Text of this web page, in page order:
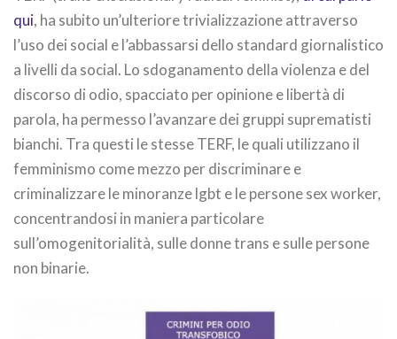
qui, ha subito un’ulteriore trivializzazione attraverso
l’uso dei social e l’abbassarsi dello standard giornalistico
a livelli da social. Lo sdoganamento della violenza e del
discorso di odio, spacciato per opinione e libertà di
parola, ha permesso l’avanzare dei gruppi suprematisti
bianchi. Tra questi le stesse TERF, le quali utilizzano il
femminismo come mezzo per discriminare e
criminalizzare le minoranze lgbt e le persone sex worker,
concentrandosi in maniera particolare
sull’omogenitorialità, sulle donne trans e sulle persone
non binarie.